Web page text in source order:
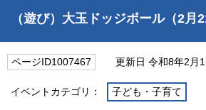
（遊び）大玉ドッジボール（2月
ページID1007467 更新日 令和8年2月1
イベントカテゴリ： 子ども・子育て